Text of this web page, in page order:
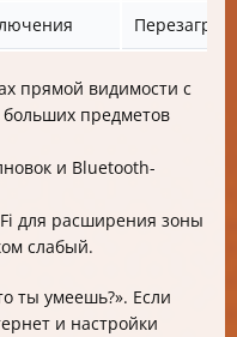
прямой видимости с
больших предметов
и Bluetooth-
для расширения зоны
слабый.
ты умеешь?». Если
и настройки